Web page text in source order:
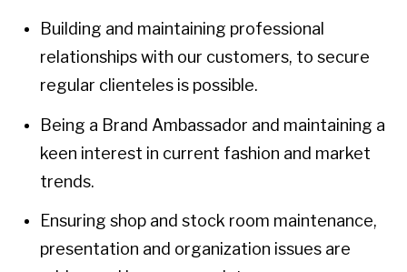
Building and maintaining professional
relationships with our customers, to secure
regular clienteles is possible.
Being a Brand Ambassador and maintaining a
keen interest in current fashion and market
trends.
Ensuring shop and stock room maintenance,
presentation and organization issues are